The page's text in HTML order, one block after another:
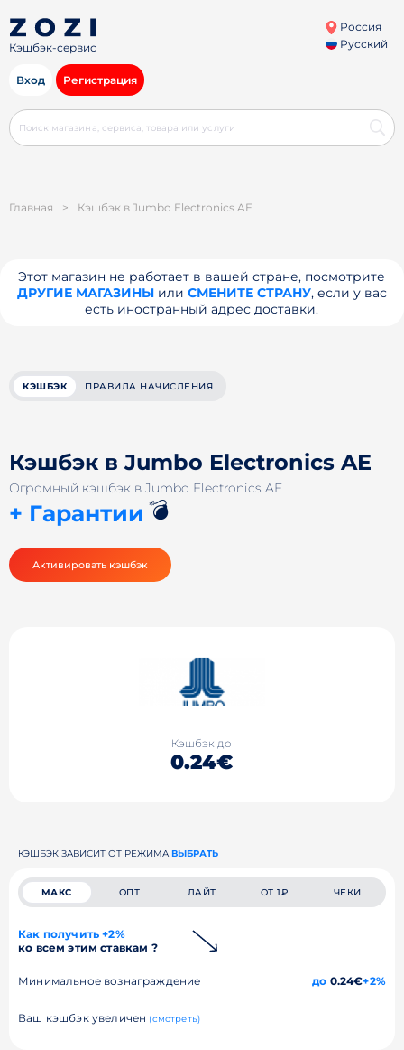
Кэшбэк-сервис
Россия
Русский
Вход Регистрация
Главная > Кэшбэк в Jumbo Electronics AE
Этот магазин не работает в вашей стране, посмотрите
ДРУГИЕ МАГАЗИНЫили СМЕНИТЕ СТРАНУ, если у вас
есть иностранный адрес доставки.
КЭШБЭК ПРАВИЛА НАЧИСЛЕНИЯ
Кэшбэк в Jumbo Electronics AE
Огромный кэшбэк в Jumbo Electronics AE
+ Гарантии 💣
Активировать кэшбэк
Кэшбэк до
0.24€
КЭШБЭК ЗАВИСИТ ОТ РЕЖИМА ВЫБРАТЬ
МАКС ОПТ ЛАЙТ ОТ 1₽ ЧЕКИ
Как получить +2%
ко всем этим ставкам ?
Минимальное вознаграждение до 0.24€+2%
Ваш кэшбэк увеличен (смотреть)